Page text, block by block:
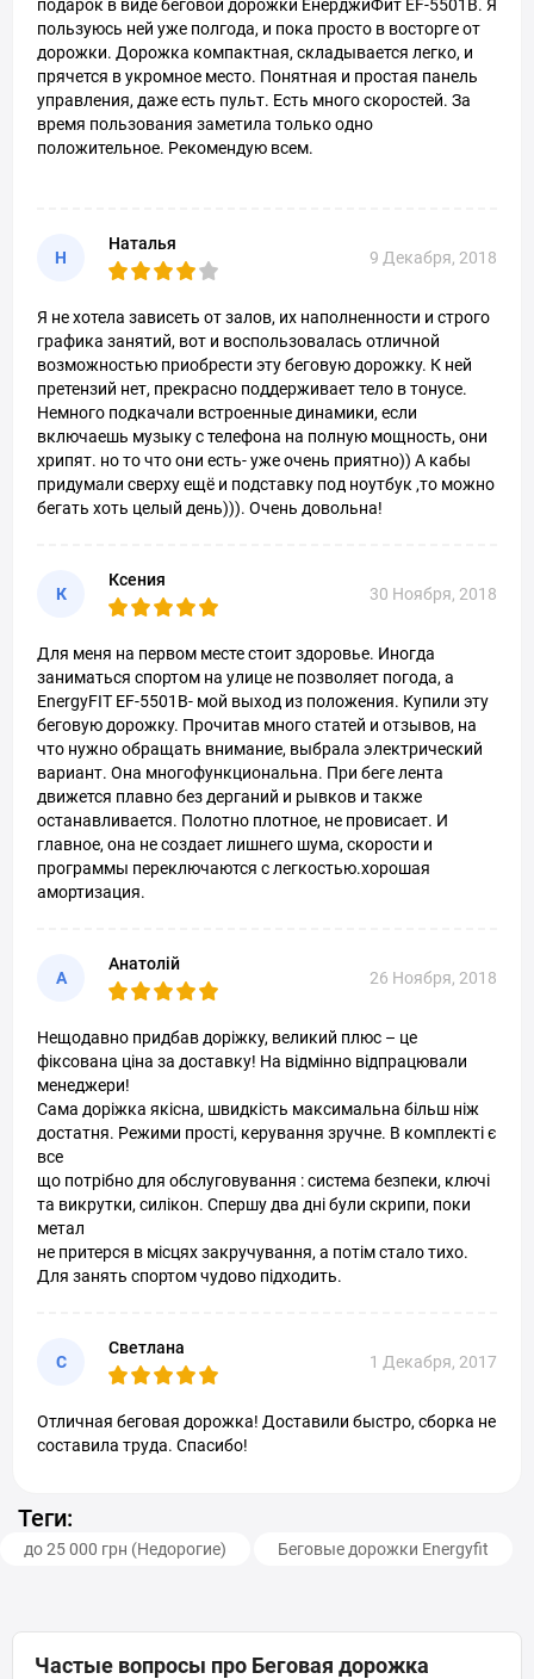
подарок в виде беговой дорожки ЕнерджиФит EF-5501В. Я
пользуюсь ней уже полгода, и пока просто в восторге от
дорожки. Дорожка компактная, складывается легко, и
прячется в укромное место. Понятная и простая панель
управления, даже есть пульт. Есть много скоростей. За
время пользования заметила только одно
положительное. Рекомендую всем.
Н
Наталья
9 Декабря, 2018
Я не хотела зависеть от залов, их наполненности и строго
графика занятий, вот и воспользовалась отличной
возможностью приобрести эту беговую дорожку. К ней
претензий нет, прекрасно поддерживает тело в тонусе.
Немного подкачали встроенные динамики, если
включаешь музыку с телефона на полную мощность, они
хрипят. но то что они есть- уже очень приятно)) А кабы
придумали сверху ещё и подставку под ноутбук ,то можно
бегать хоть целый день))). Очень довольна!
К
Ксения
30 Ноября, 2018
Для меня на первом месте стоит здоровье. Иногда
заниматься спортом на улице не позволяет погода, а
EnergyFIT EF-5501B- мой выход из положения. Купили эту
беговую дорожку. Прочитав много статей и отзывов, на
что нужно обращать внимание, выбрала электрический
вариант. Она многофункциональна. При беге лента
движется плавно без дерганий и рывков и также
останавливается. Полотно плотное, не провисает. И
главное, она не создает лишнего шума, скорости и
программы переключаются с легкостью.хорошая
амортизация.
А
Анатолій
26 Ноября, 2018
Нещодавно придбав доріжку, великий плюс – це
фіксована ціна за доставку! На відмінно відпрацювали
менеджери!
Сама доріжка якісна, швидкість максимальна більш ніж
достатня. Режими прості, керування зручне. В комплекті є
все
що потрібно для обслуговування : система безпеки, ключі
та викрутки, силікон. Спершу два дні були скрипи, поки
метал
не притерся в місцях закручування, а потім стало тихо.
Для занять спортом чудово підходить.
С
Светлана
1 Декабря, 2017
Отличная беговая дорожка! Доставили быстро, сборка не
составила труда. Спасибо!
Теги:
до 25 000 грн (Недорогие) Беговые дорожки Energyfit
Частые вопросы про Беговая дорожка